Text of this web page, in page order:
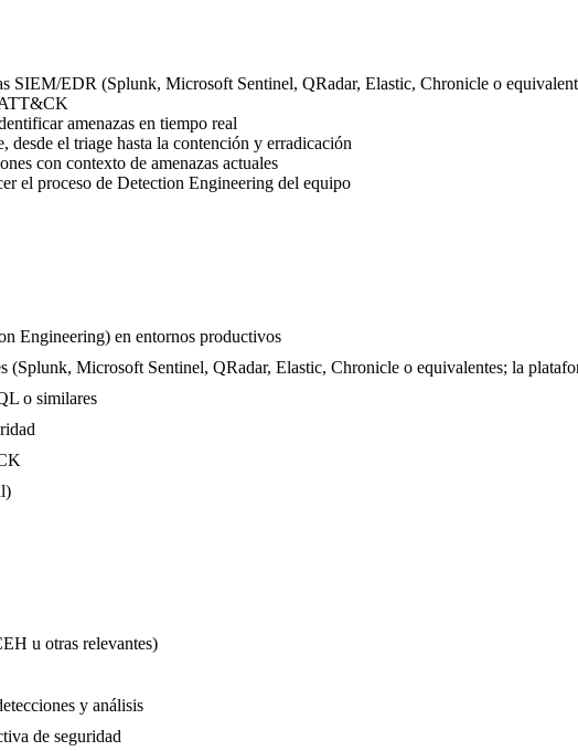
SIEM/EDR (Splunk, Microsoft Sentinel, QRadar, Elastic, Chronicle o
ATT&CK
amenazas en tiempo real
el triage hasta la contención y erradicación
con contexto de amenazas actuales
el proceso de Detection Engineering del equipo
Engineering) en entornos productivos
Microsoft Sentinel, QRadar, Elastic, Chronicle o equivalentes; la
o similares
u otras relevantes)
y análisis
de seguridad